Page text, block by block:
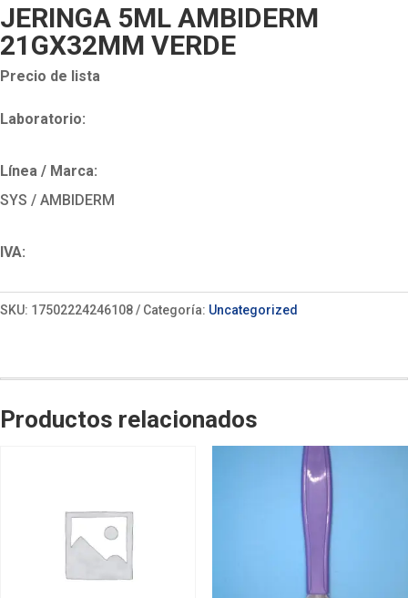
JERINGA 5ML AMBIDERM
21GX32MM VERDE
Precio de lista
Laboratorio:
Línea / Marca:
SYS / AMBIDERM
IVA:
SKU: 17502224246108 Categoría: Uncategorized
Productos relacionados